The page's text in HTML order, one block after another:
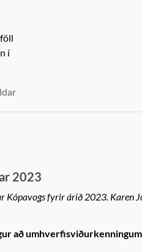
í
2023
fyrir árið 2023. Karen
að